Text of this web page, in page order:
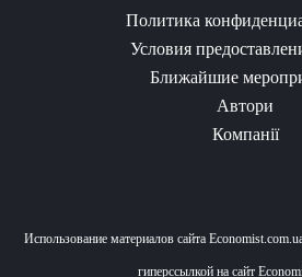
Политика
Условия
Ближайшие
Автори
Компанії
Использование материалов сайта
гиперссылкой на сайт